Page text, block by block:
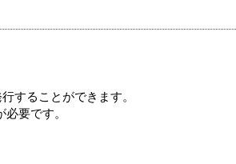
することができます。
要です。